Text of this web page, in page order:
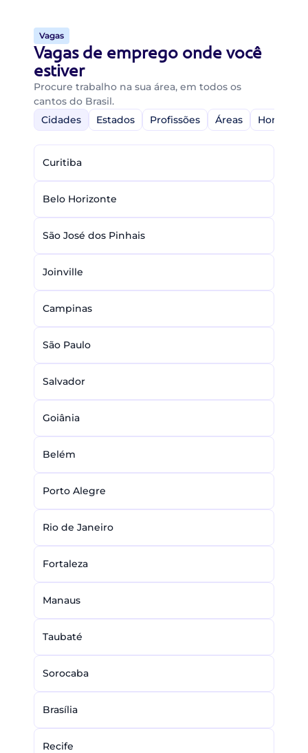
Vagas
Vagas de emprego onde você
estiver
Procure trabalho na sua área, em todos os
cantos do Brasil.
Cidades
Estados Profissões Áreas Home-
Curitiba
Belo Horizonte
São José dos Pinhais
Joinville
Campinas
São Paulo
Salvador
Goiânia
Belém
Porto Alegre
Rio de Janeiro
Fortaleza
Manaus
Taubaté
Sorocaba
Brasília
Recife